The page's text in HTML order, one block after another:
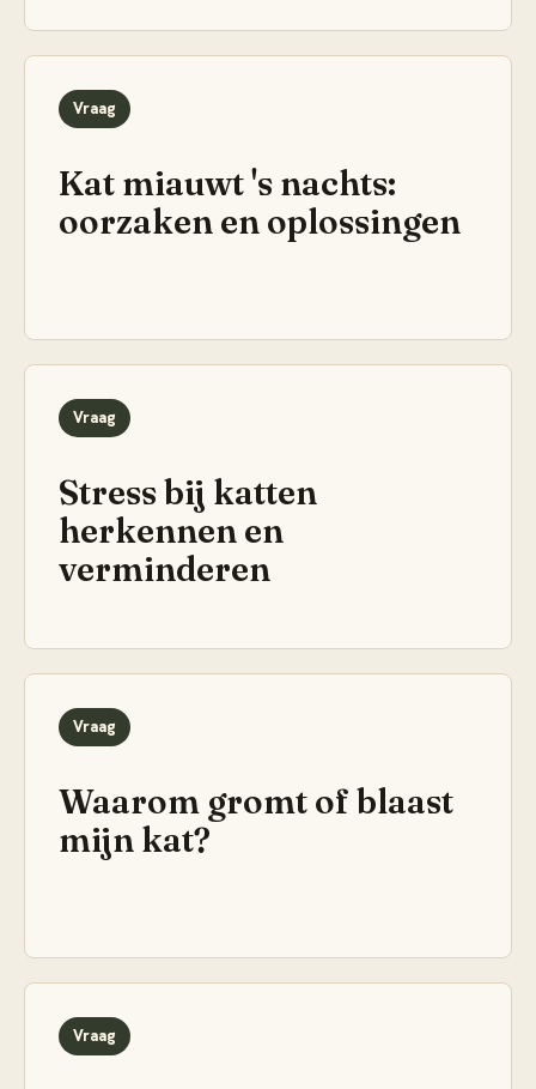
Vraag
Kat miauwt 's nachts:
oorzaken en oplossingen
Vraag
Stress bij katten
herkennen en
verminderen
Vraag
Waarom gromt of blaast
mijn kat?
Vraag